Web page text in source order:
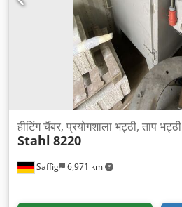
Saffig 6,971 km
हीटिंग चैंबर, प्रयोगशाला भट्ठी, ताप भट्ठी
Stahl 8220